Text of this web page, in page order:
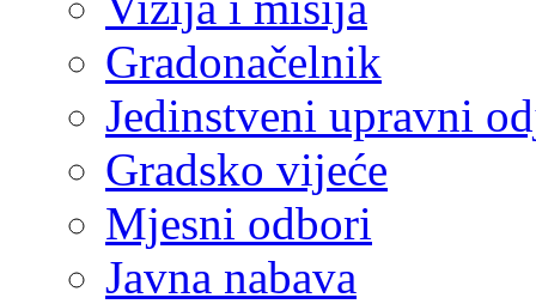
Gradonačelnik
Jedinstveni upravni
Gradsko vijeće
Mjesni odbori
Javna nabava